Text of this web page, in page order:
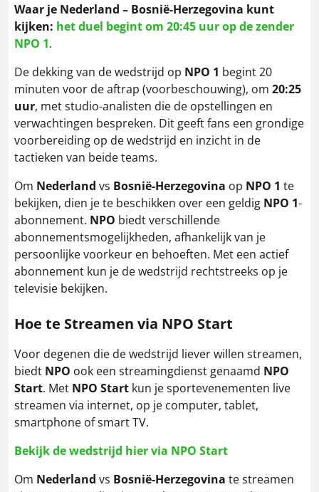
Waar je Nederland – Bosnië-Herzegovina kunt
kijken: het duel begint om 20:45 uur op de zender
NPO 1.
De dekking van de wedstrijd op NPO 1 begint 20
minuten voor de aftrap (voorbeschouwing), om 20:25
uur, met studio-analisten die de opstellingen en
verwachtingen bespreken. Dit geeft fans een grondige
voorbereiding op de wedstrijd en inzicht in de
tactieken van beide teams.
Om Nederland vs Bosnië-Herzegovina op NPO 1 te
bekijken, dien je te beschikken over een geldig NPO 1-
abonnement. NPO biedt verschillende
abonnementsmogelijkheden, afhankelijk van je
persoonlijke voorkeur en behoeften. Met een actief
abonnement kun je de wedstrijd rechtstreeks op je
televisie bekijken.
Hoe te Streamen via NPO Start
Voor degenen die de wedstrijd liever willen streamen,
biedt NPO ook een streamingdienst genaamd NPO
Start. Met NPO Start kun je sportevenementen live
streamen via internet, op je computer, tablet,
smartphone of smart TV.
Bekijk de wedstrijd hier via NPO Start
Om Nederland vs Bosnië-Herzegovina te streamen